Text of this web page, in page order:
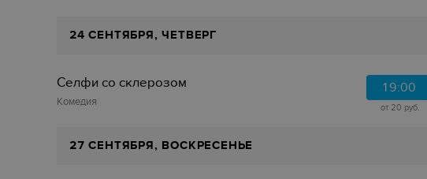
24 СЕНТЯБРЯ, ЧЕТВЕРГ
Селфи со склерозом
Комедия
19:00
от 20 руб.
27 СЕНТЯБРЯ, ВОСКРЕСЕНЬЕ